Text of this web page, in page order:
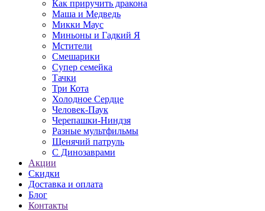
Как приручить дракона
Маша и Медведь
Микки Маус
Миньоны и Гадкий Я
Мстители
Смешарики
Супер семейка
Тачки
Три Кота
Холодное Сердце
Человек-Паук
Черепашки-Ниндзя
Разные мультфильмы
Щенячий патруль
C Динозаврами
Акции
Скидки
Доставка и оплата
Блог
Контакты